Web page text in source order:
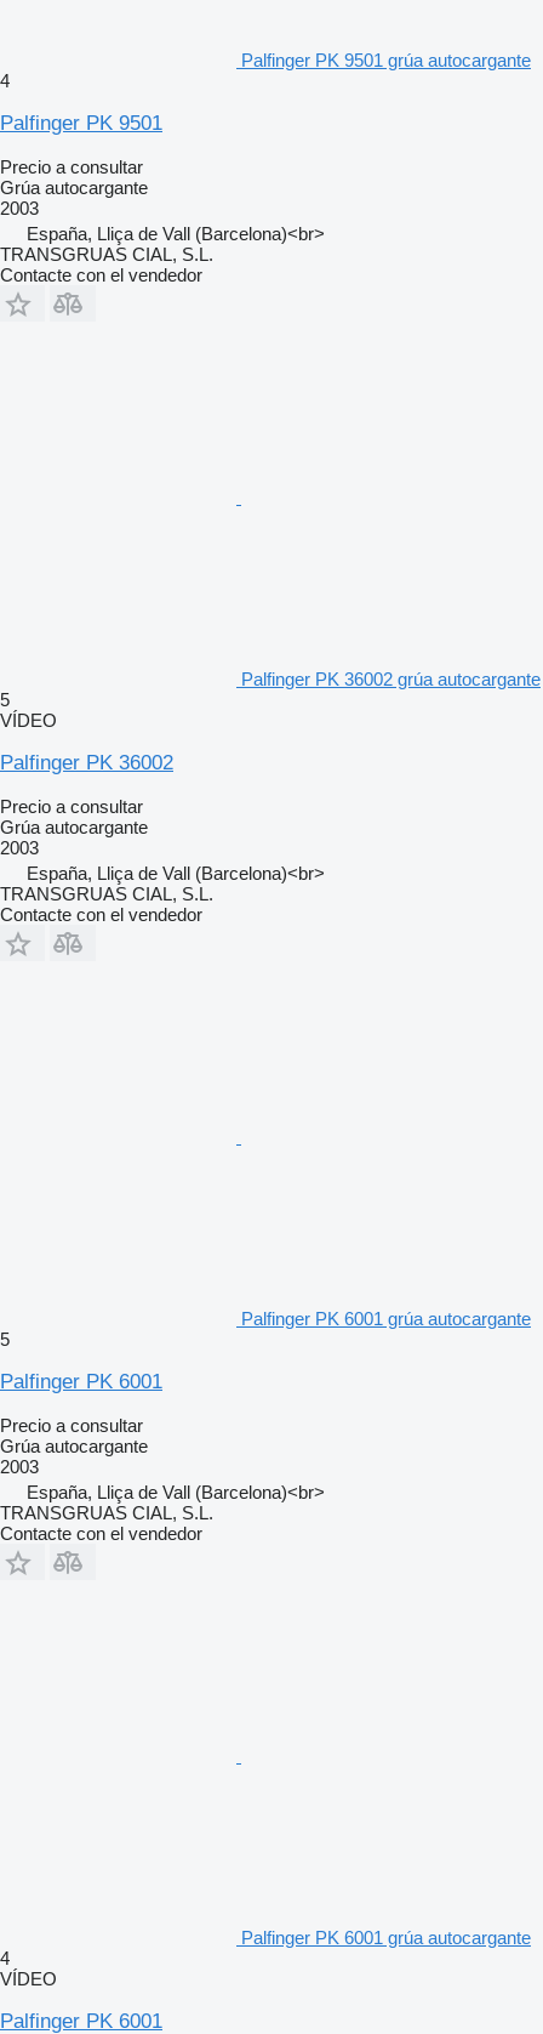
Palfinger PK 9501 grúa autocargante
4
Palfinger PK 9501
Precio a consultar
Grúa autocargante
2003
España, Lliça de Vall (Barcelona)<br>
TRANSGRUAS CIAL, S.L.
Contacte con el vendedor
Palfinger PK 36002 grúa autocargante
5
VÍDEO
Palfinger PK 36002
Precio a consultar
Grúa autocargante
2003
España, Lliça de Vall (Barcelona)<br>
TRANSGRUAS CIAL, S.L.
Contacte con el vendedor
Palfinger PK 6001 grúa autocargante
5
Palfinger PK 6001
Precio a consultar
Grúa autocargante
2003
España, Lliça de Vall (Barcelona)<br>
TRANSGRUAS CIAL, S.L.
Contacte con el vendedor
Palfinger PK 6001 grúa autocargante
4
VÍDEO
Palfinger PK 6001